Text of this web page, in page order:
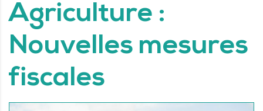
Agriculture :
Nouvelles mesures
fiscales